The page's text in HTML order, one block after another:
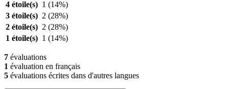
4 étoile(s) 1 (14%)
3 étoile(s) 2 (28%)
2 étoile(s) 2 (28%)
1 étoile(s) 1 (14%)
7 évaluations
1 évaluation en français
5 évaluations écrites dans d'autres langues